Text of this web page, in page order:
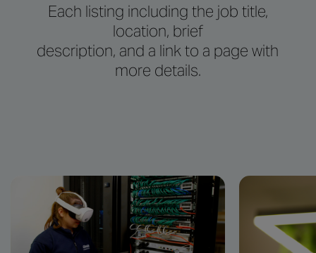
Each listing including the job title,
location, brief
description, and a link to a page with
more details.